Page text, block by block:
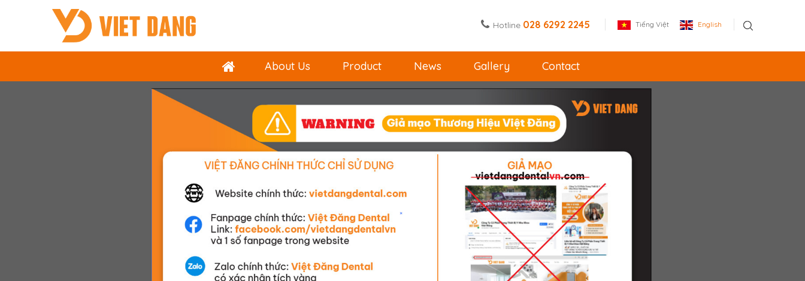
Hotline 028 6292 2245 Tiếng Việt English
About Us Product News Gallery Contact